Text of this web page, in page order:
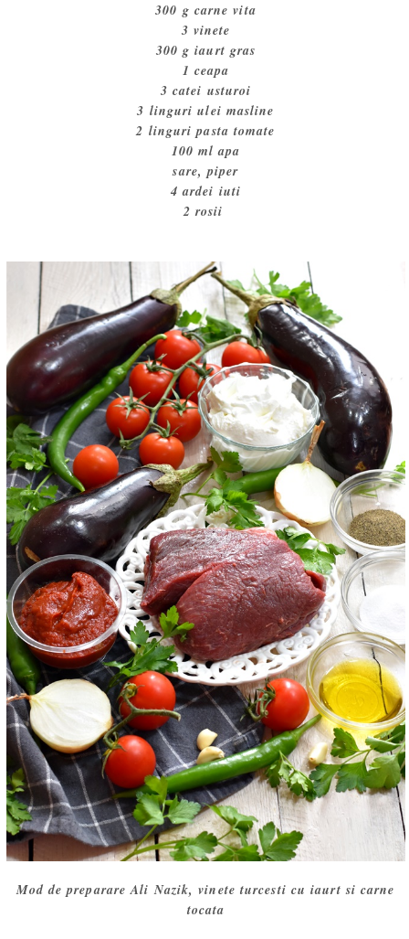
300 g carne vita
3 vinete
300 g iaurt gras
1 ceapa
3 catei usturoi
3 linguri ulei masline
2 linguri pasta tomate
100 ml apa
sare, piper
4 ardei iuti
2 rosii
Mod de preparare Ali Nazik, vinete turcesti cu iaurt si carne
tocata